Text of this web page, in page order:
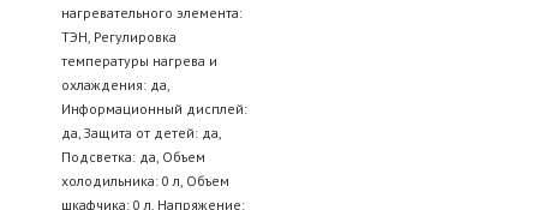
нагревательного элемента:
ТЭН, Регулировка
температуры нагрева и
охлаждения: да,
Информационный дисплей:
да, Защита от детей: да,
Подсветка: да, Объем
холодильника: 0 л, Объем
шкафчика: 0 л, Напряжение: